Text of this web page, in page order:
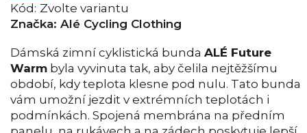
Kód: Zvolte variantu
Značka: Alé Cycling Clothing
Dámská zimní cyklistická bunda ALÉ Future
Warm byla vyvinuta tak, aby čelila nejtěžšímu
období, kdy teplota klesne pod nulu. Tato bunda
vám umožní jezdit v extrémních teplotách i
podmínkách. Spojená membrána na předním